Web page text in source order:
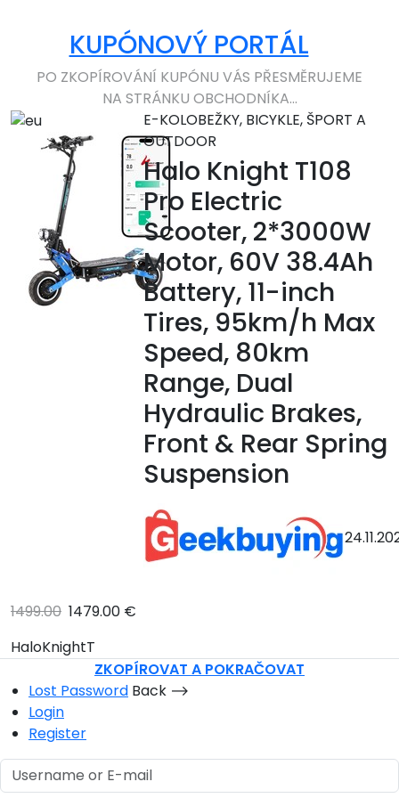
KUPÓNOVÝ PORTÁL
PO ZKOPÍROVÁNÍ KUPÓNU VÁS PŘESMĚRUJEME
NA STRÁNKU OBCHODNÍKA...
E-KOLOBEŽKY, BICYKLE, ŠPORT A
OUTDOOR
Halo Knight T108
Pro Electric
Scooter, 2*3000W
Motor, 60V 38.4Ah
Battery, 11-inch
Tires, 95km/h Max
Speed, 80km
Range, Dual
Hydraulic Brakes,
Front & Rear Spring
Suspension
1499.00 1479.00 €
HaloKnightT
ZKOPÍROVAT A POKRAČOVAT
Lost Password Back ⟶
Login
Register